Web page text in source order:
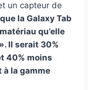
un capteur de
la Galaxy Tab
qu’elle
Il serait 30%
40% moins
à la gamme